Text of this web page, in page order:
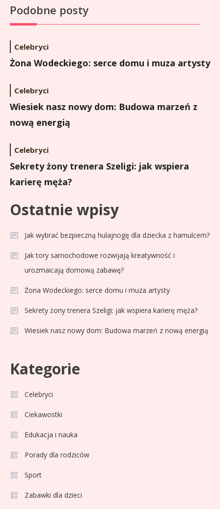
Podobne posty
Celebryci
Żona Wodeckiego: serce domu i muza artysty
Celebryci
Wiesiek nasz nowy dom: Budowa marzeń z
nową energią
Celebryci
Sekrety żony trenera Szeligi: jak wspiera
karierę męża?
Ostatnie wpisy
Jak wybrać bezpieczną hulajnogę dla dziecka z hamulcem?
Jak tory samochodowe rozwijają kreatywność i
urozmaicają domową zabawę?
Żona Wodeckiego: serce domu i muza artysty
Sekrety żony trenera Szeligi: jak wspiera karierę męża?
Wiesiek nasz nowy dom: Budowa marzeń z nową energią
Kategorie
Celebryci
Ciekawostki
Edukacja i nauka
Porady dla rodziców
Sport
Zabawki dla dzieci
kariera i pasje w jednym
Adrian Borecki: wszystko, co